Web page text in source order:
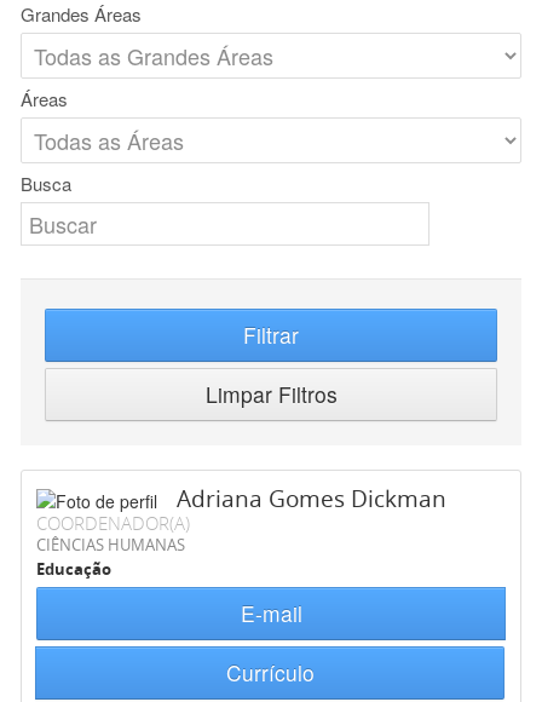
Grandes Áreas
Áreas
Busca
Filtrar
Limpar Filtros
Adriana Gomes Dickman
COORDENADOR(A)
CIÊNCIAS HUMANAS
Educação
E-mail
Currículo